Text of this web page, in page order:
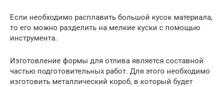
Если необходимо расплавить большой кусок материала,
то его можно разделить на мелкие куски с помощью
инструмента.
Изготовление формы для отлива является составной
частью подготовительных работ. Для этого необходимо
изготовить металлический короб, в который будет